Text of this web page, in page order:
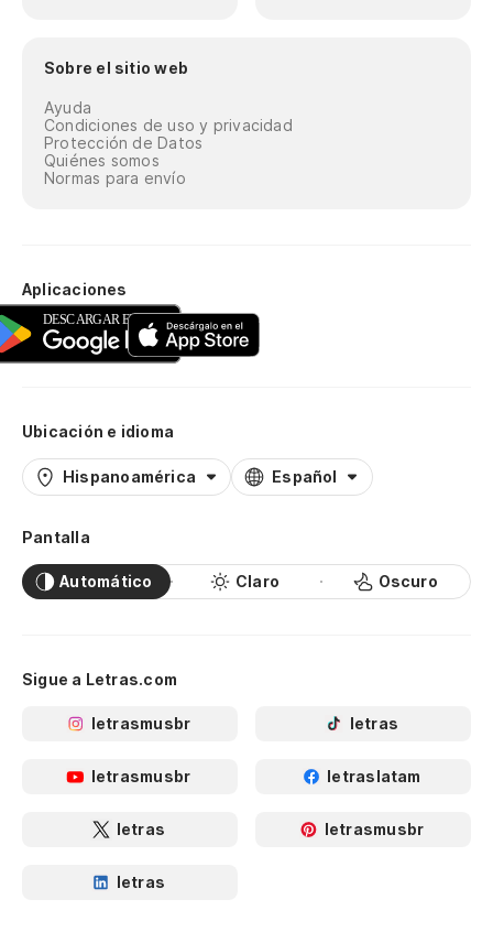
Sobre el sitio web
Ayuda
Condiciones de uso y privacidad
Protección de Datos
Quiénes somos
Normas para envío
Aplicaciones
Ubicación e idioma
Hispanoamérica Español
Pantalla
Automático Claro Oscuro
Sigue a Letras.com
letrasmusbr letras
letrasmusbr letraslatam
letras letrasmusbr
letras